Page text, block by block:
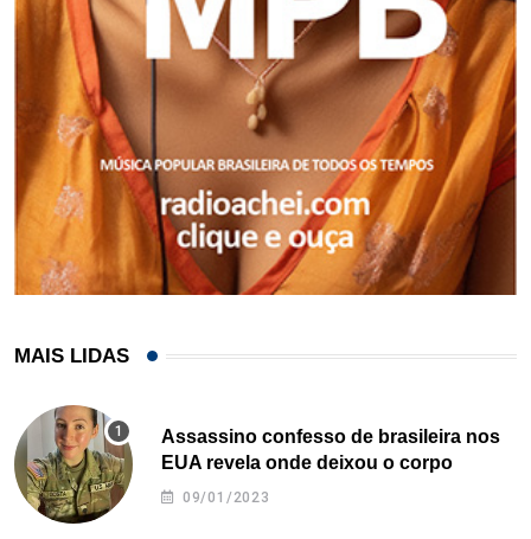
MAIS LIDAS
Assassino confesso de brasileira nos
EUA revela onde deixou o corpo
09/01/2023